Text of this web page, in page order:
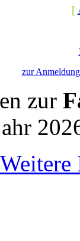
[
zur
zur
Weitere